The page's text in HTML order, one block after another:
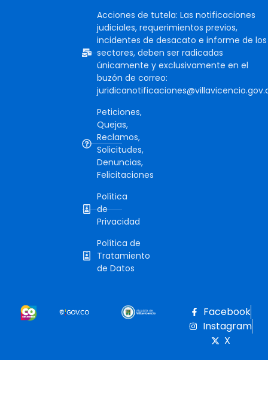
Acciones de tutela: Las notificaciones
judiciales, requerimientos previos,
incidentes de desacato e informe de los
sectores, deben ser radicadas
únicamente y exclusivamente en el
buzón de correo:
Peticiones,
Quejas,
Reclamos,
Solicitudes,
Denuncias,
Felicitaciones
Política
de
Privacidad
Política de
Tratamiento
de Datos
Facebook
Instagram
X